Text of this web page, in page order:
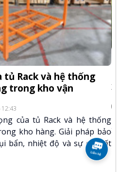
tủ Rack và hệ thống
trong kho vận
của tủ Rack và hệ thống
kho hàng. Giải pháp bảo
bẩn, nhiệt độ và sự cố mất